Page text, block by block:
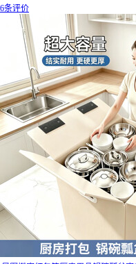
6条评价